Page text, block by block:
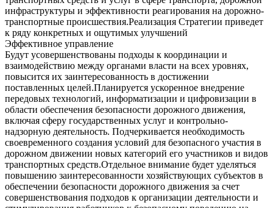
инфраструктуры и эффективности реагирования на дорожно-
транспортные происшествия.Реализация Стратегии приведет
к ряду конкретных и ощутимых улучшений
Эффективное управление
Будут усовершенствованы подходы к координации и
взаимодействию между органами власти на всех уровнях,
повысится их заинтересованность в достижении
поставленных целей.Планируется ускоренное внедрение
передовых технологий, информатизации и цифровизации в
области обеспечения безопасности дорожного движения,
включая сферу государственных услуг и контрольно-
надзорную деятельность. Подчеркивается необходимость
своевременного создания условий для безопасного участия в
дорожном движении новых категорий его участников и видов
транспортных средств.Отдельное внимание будет уделяться
повышению заинтересованности хозяйствующих субъектов в
обеспечении безопасности дорожного движения за счет
совершенствования подходов к организации деятельности и